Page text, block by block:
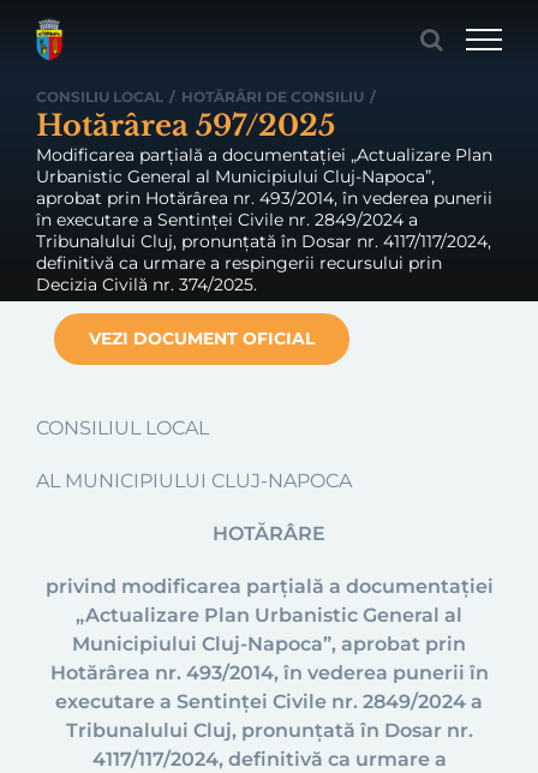
CONSILIU LOCAL / HOTĂRÂRI DE CONSILIU /
Hotărârea 597/2025
Modificarea parțială a documentației „Actualizare Plan
Urbanistic General al Municipiului Cluj-Napoca”,
aprobat prin Hotărârea nr. 493/2014, în vederea punerii
în executare a Sentinței Civile nr. 2849/2024 a
Tribunalului Cluj, pronunțată în Dosar nr. 4117/117/2024,
definitivă ca urmare a respingerii recursului prin
Decizia Civilă nr. 374/2025.
VEZI DOCUMENT OFICIAL
CONSILIUL LOCAL
AL MUNICIPIULUI CLUJ-NAPOCA
HOTĂRÂRE
privind modificarea parțială a documentaţiei
„Actualizare Plan Urbanistic General al
Municipiului Cluj-Napoca”, aprobat prin
Hotărârea nr. 493/2014, în vederea punerii în
executare a Sentinței Civile nr. 2849/2024 a
Tribunalului Cluj, pronunțată în Dosar nr.
4117/117/2024, definitivă ca urmare a